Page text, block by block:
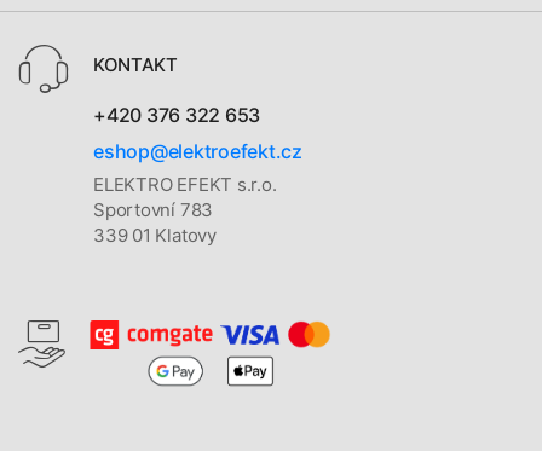
KONTAKT
+420 376 322 653
eshop@elektroefekt.cz
ELEKTRO EFEKT s.r.o.
Sportovní 783
339 01 Klatovy